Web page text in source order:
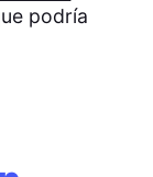
podría